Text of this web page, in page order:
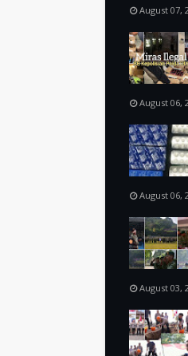
August 07,
August 06,
August 06,
August 03,